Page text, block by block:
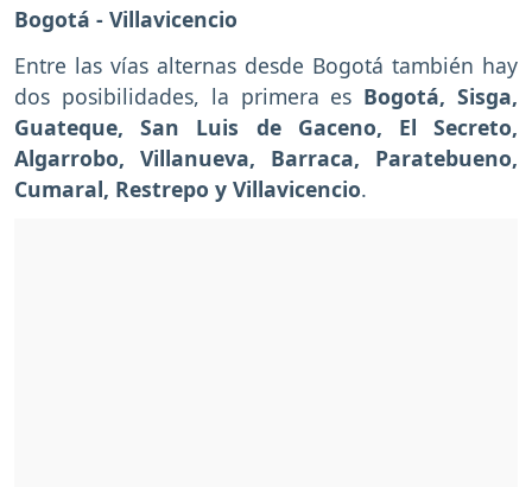
Bogotá - Villavicencio
Entre las vías alternas desde Bogotá también hay
dos posibilidades, la primera es Bogotá, Sisga,
Guateque, San Luis de Gaceno, El Secreto,
Algarrobo, Villanueva, Barraca, Paratebueno,
Cumaral, Restrepo y Villavicencio.